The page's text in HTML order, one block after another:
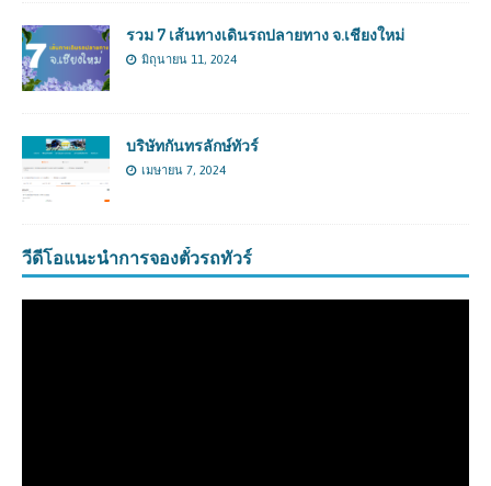
รวม 7 เส้นทางเดินรถปลายทาง จ.เชียงใหม่
มิถุนายน 11, 2024
บริษัทกันทรลักษ์ทัวร์
เมษายน 7, 2024
วีดีโอแนะนำการจองตั๋วรถทัวร์